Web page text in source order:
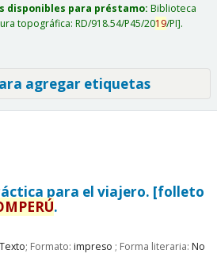
disponibles para préstamo: Biblioteca
topográfica: RD/918.54/P45/2019/PI .
agregar etiquetas
para el viajero. [folleto
.
Texto; Formato: impreso ; Forma literaria: No